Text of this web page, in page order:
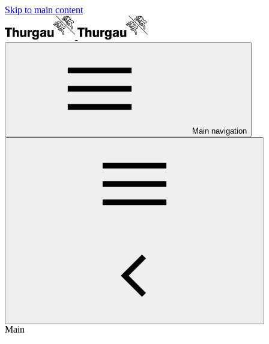
Skip to main content
Main navigation
Main